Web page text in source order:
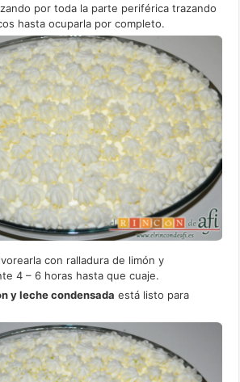
por toda la parte periférica trazando
hasta ocuparla por completo.
con ralladura de limón y
4 – 6 horas hasta que cuaje.
y leche condensada está listo para